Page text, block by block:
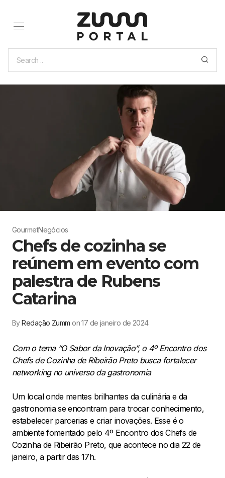
GourmetNegócios
Chefs de cozinha se
reúnem em evento com
palestra de Rubens
Catarina
ByRedação Zumm on 17 de janeiro de 2024
Com o tema “O Sabor da Inovação”, o 4º Encontro dos
Chefs de Cozinha de Ribeirão Preto busca fortalecer
networking no universo da gastronomia
Um local onde mentes brilhantes da culinária e da
gastronomia se encontram para trocar conhecimento,
estabelecer parcerias e criar inovações. Esse é o
ambiente fomentado pelo 4º Encontro dos Chefs de
Cozinha de Ribeirão Preto, que acontece no dia 22 de
janeiro, a partir das 17h.